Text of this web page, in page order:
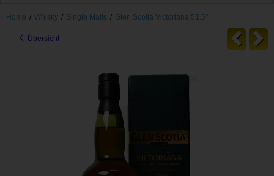
Home / Whisky / Single Malts / Glen Scotia Victoriana 51.5°
Übersicht